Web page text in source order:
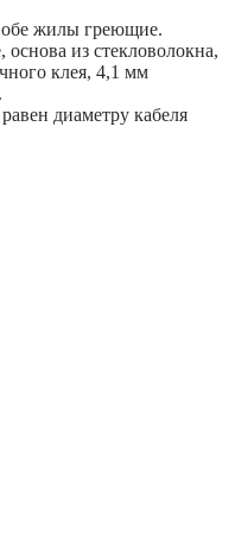
жилы греющие.
из стекловолокна,
клея, 4,1 мм
диаметру кабеля